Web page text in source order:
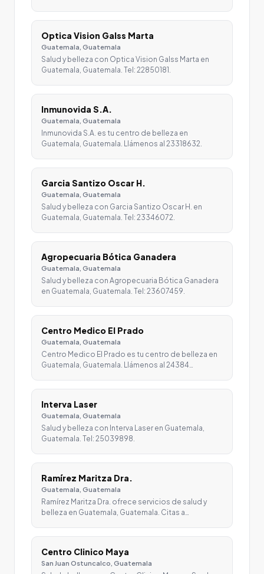
Optica Vision Galss Marta
Guatemala, Guatemala
Salud y belleza con Optica Vision Galss Marta en
Guatemala, Guatemala. Tel: 22850181.
Inmunovida S.A.
Guatemala, Guatemala
Inmunovida S.A. es tu centro de belleza en
Guatemala, Guatemala. Llámenos al 23318632.
Garcia Santizo Oscar H.
Guatemala, Guatemala
Salud y belleza con Garcia Santizo Oscar H. en
Guatemala, Guatemala. Tel: 23346072.
Agropecuaria Bótica Ganadera
Guatemala, Guatemala
Salud y belleza con Agropecuaria Bótica Ganadera
en Guatemala, Guatemala. Tel: 23607459.
Centro Medico El Prado
Guatemala, Guatemala
Centro Medico El Prado es tu centro de belleza en
Guatemala, Guatemala. Llámenos al 24384…
Interva Laser
Guatemala, Guatemala
Salud y belleza con Interva Laser en Guatemala,
Guatemala. Tel: 25039898.
Ramírez Maritza Dra.
Guatemala, Guatemala
Ramírez Maritza Dra. ofrece servicios de salud y
belleza en Guatemala, Guatemala. Citas a…
Centro Clinico Maya
San Juan Ostuncalco, Guatemala